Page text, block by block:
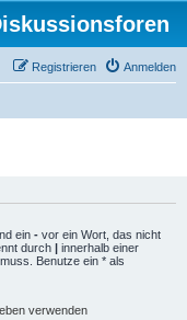
Anmelden
Registrieren
ein - vor ein Wort, das nicht
durch | innerhalb einer
Benutze ein * als
verwenden